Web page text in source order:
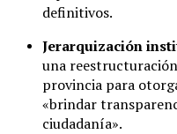
definitivos.
Jerarquización
una
provincia para
«brindar
ciudadanía».